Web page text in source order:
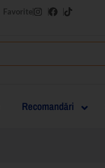
Favorite
Recomandări